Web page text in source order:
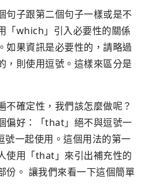
句子跟第二個句子一樣或是不
「which」引入必要性的關係
如果資訊是必要性的，請略過
，則使用逗號。這樣來區分是
不確定性，我們該怎麼做呢？
偏好：­「that」絕不與逗號一
一起使用。這個用法的第一
使用「that」來引出補充性的
份。 讓我們來看一下這個簡單